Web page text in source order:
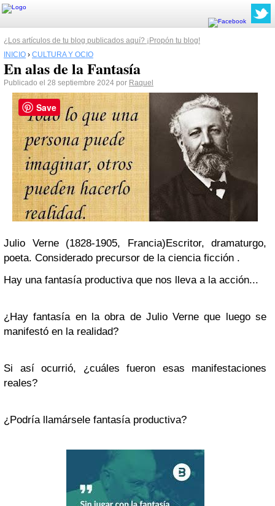
¿Los artículos de tu blog publicados aquí? ¡Propón tu blog!
INICIO › CULTURA Y OCIO
En alas de la Fantasía
Publicado el 28 septiembre 2024 por Raquel
Julio Verne (1828-1905, Francia)Escritor, dramaturgo,
poeta. Considerado precursor de la ciencia ficción .
Hay una fantasía productiva que nos lleva a la acción...
¿Hay fantasía en la obra de Julio Verne que luego se
manifestó en la realidad?
Si así ocurrió, ¿cuáles fueron esas manifestaciones
reales?
¿Podría llamársele fantasía productiva?
Save